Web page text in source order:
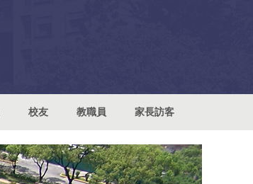
校友 教職員 家長訪客